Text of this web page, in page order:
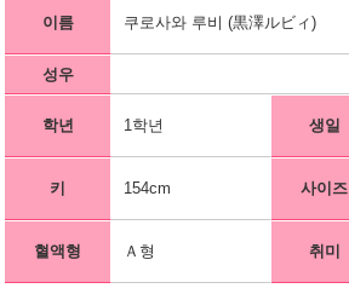
이름 쿠로사와 루비 (黒澤ルビィ)
성우
학년 1학년 생일
키 154cm 사이즈
혈액형 Ａ형 취미